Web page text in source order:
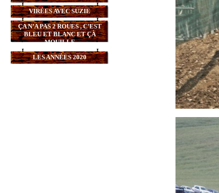
VIRÉES AVEC SUZIE
ÇA N’A PAS 2 ROUES , C’EST
BLEU ET BLANC ET ÇÀ
MOUILLE
LES ANNÉES 2020